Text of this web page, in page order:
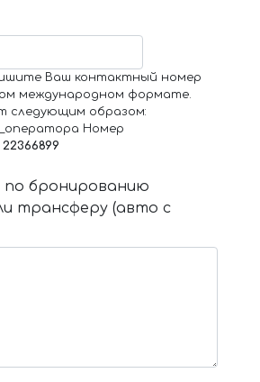
Ваш контактный номер
международном формате.
следующим образом:
Номер
22366899
по бронированию
трансферу (авто с